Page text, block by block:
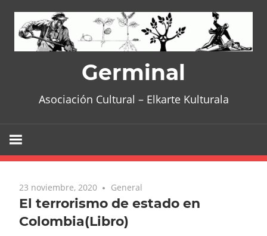
content
Germinal
Asociación Cultural – Elkarte Kulturala
23 noviembre, 2020 General
El terrorismo de estado en
Colombia(Libro)